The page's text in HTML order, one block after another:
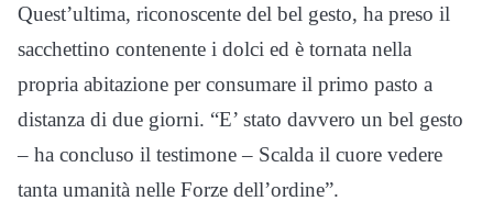
Quest’ultima, riconoscente del bel gesto, ha preso il
sacchettino contenente i dolci ed è tornata nella
propria abitazione per consumare il primo pasto a
distanza di due giorni. “E’ stato davvero un bel gesto
– ha concluso il testimone – Scalda il cuore vedere
tanta umanità nelle Forze dell’ordine”.